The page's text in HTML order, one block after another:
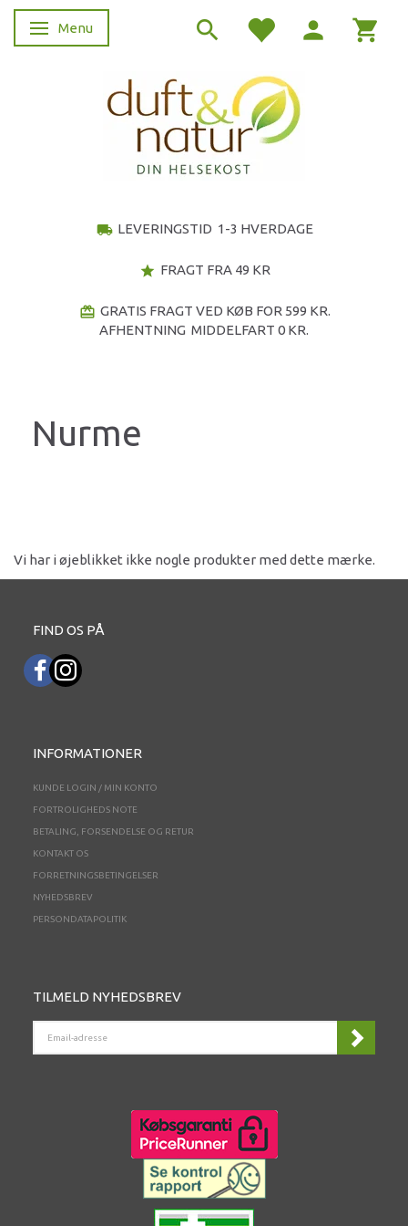
Skifte navigation
Menu
local_shipping LEVERINGSTID 1-3 HVERDAGE
star FRAGT FRA 49 KR
redeem GRATIS FRAGT VED KØB FOR 599 KR.
AFHENTNING MIDDELFART 0 KR.
Nurme
Vi har i øjeblikket ikke nogle produkter med dette mærke.
FIND OS PÅ
INFORMATIONER
KUNDE LOGIN / MIN KONTO
FORTROLIGHEDS NOTE
BETALING, FORSENDELSE OG RETUR
KONTAKT OS
FORRETNINGSBETINGELSER
NYHEDSBREV
PERSONDATAPOLITIK
TILMELD NYHEDSBREV
ADRESSE